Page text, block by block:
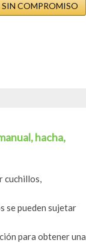
SIN COMPROMISO
hacha,
cuchillos,
se pueden sujetar
para obtener una